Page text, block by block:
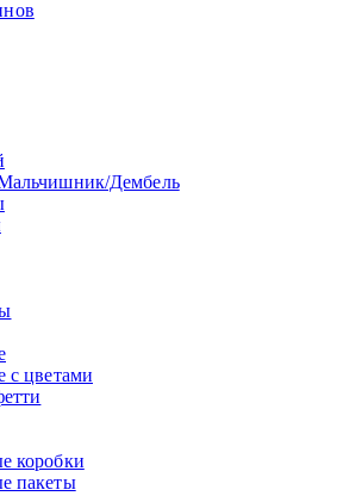
Дембель
с цветами
коробки
пакеты